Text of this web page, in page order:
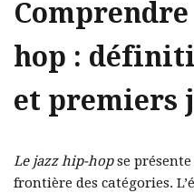
hop :
et premiers
Le jazz hip-hopse
frontière des catégories.